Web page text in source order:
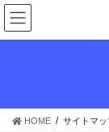
コ
ン
テ
ス
ナ
ビ
ゲ
ン
HOME サイトマッ